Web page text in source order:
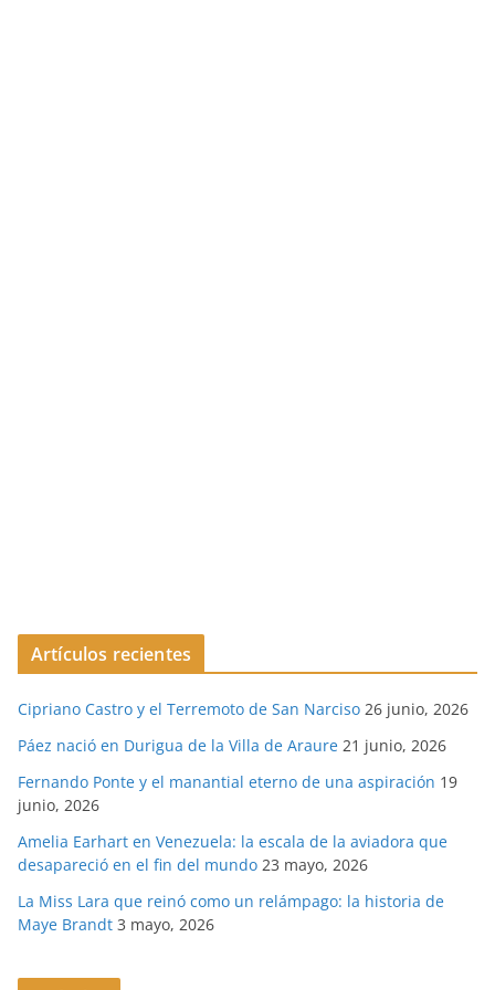
Artículos recientes
Cipriano Castro y el Terremoto de San Narciso 26 junio, 2026
Páez nació en Durigua de la Villa de Araure 21 junio, 2026
Fernando Ponte y el manantial eterno de una aspiración 19
junio, 2026
Amelia Earhart en Venezuela: la escala de la aviadora que
desapareció en el fin del mundo 23 mayo, 2026
La Miss Lara que reinó como un relámpago: la historia de
Maye Brandt 3 mayo, 2026